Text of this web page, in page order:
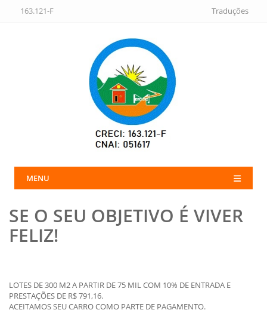
163.121-F Traduções
MENU
SE O SEU OBJETIVO É VIVER
FELIZ!
LOTES DE 300 M2 A PARTIR DE 75 MIL COM 10% DE ENTRADA E
PRESTAÇÕES DE R$ 791,16.
ACEITAMOS SEU CARRO COMO PARTE DE PAGAMENTO.